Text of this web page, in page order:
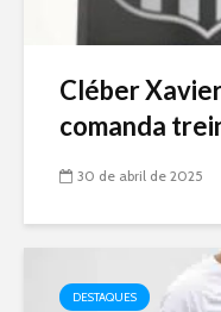
Cléber
comanda
30 de abril de 2025
DESTAQUES